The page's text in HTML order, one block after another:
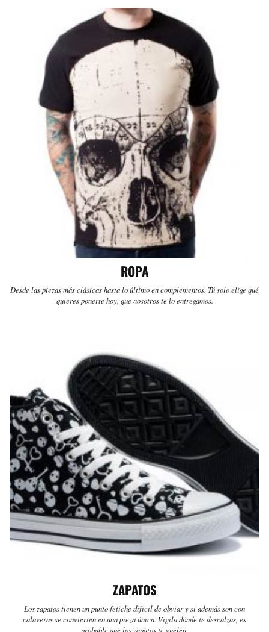
ROPA
Desde las piezas más clásicas hasta lo último en complementos. Tú solo elige qué
quieres ponerte hoy, que nosotros te lo entregamos.
ZAPATOS
Los zapatos tienen un punto fetiche difícil de obviar y si además son con
calaveras se convierten en una pieza única. Vigila dónde te descalzas, es
probable que los zapatos te vuelen.